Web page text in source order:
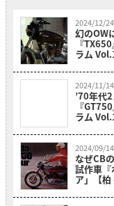
2024/12/24
幻のOW
『
ラム
2024/11/14
’70年代
『
ラム
2024/09/14
なぜCB
試作車
ア」【